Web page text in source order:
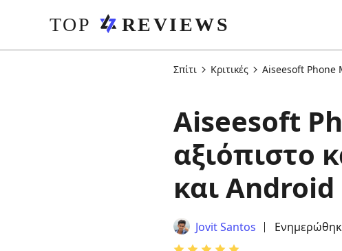
Σπίτι Κριτικές Aiseesoft Phone
Aiseesoft
αξιόπιστο
και Android
Jovit Santos